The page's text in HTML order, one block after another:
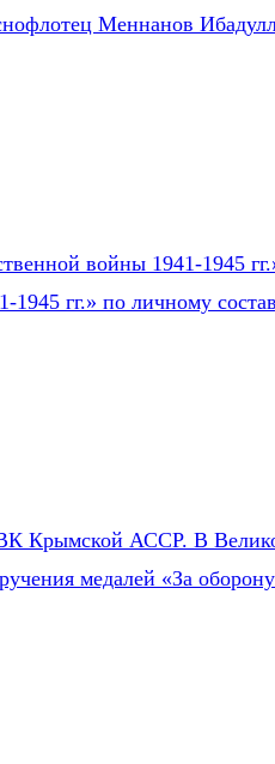
Меннанов
войны 1941-1945
гг.» по личному
АССР. В
медалей «За